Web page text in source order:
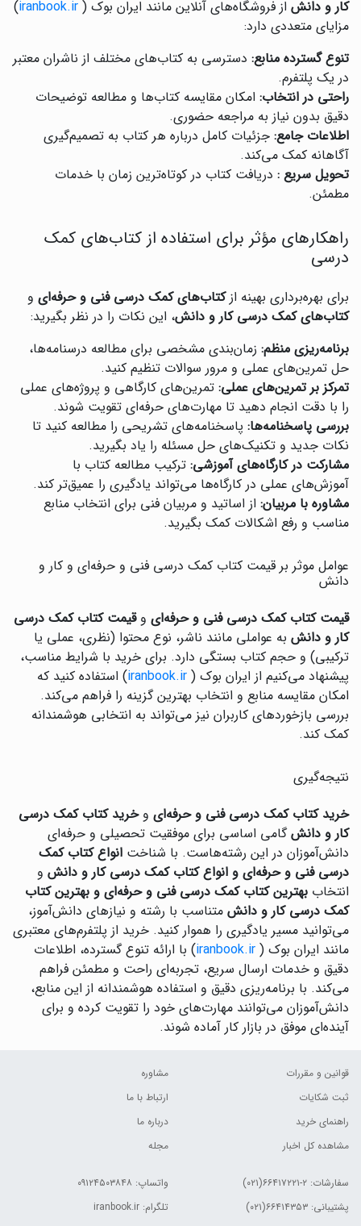
کار و دانش از فروشگاه‌های آنلاین مانند ایران بوک ( iranbook.ir
)
مزایای متعددی دارد:
تنوع گسترده منابع: دسترسی به کتاب‌های مختلف از ناشران معتبر
در یک پلتفرم.
راحتی در انتخاب: امکان مقایسه کتاب‌ها و مطالعه توضیحات
دقیق بدون نیاز به مراجعه حضوری.
اطلاعات جامع: جزئیات کامل درباره هر کتاب به تصمیم‌گیری
آگاهانه کمک می‌کند.
تحویل سریع : دریافت کتاب در کوتاه‌ترین زمان با خدمات
مطمئن.
راهکارهای مؤثر برای استفاده از کتاب‌های کمک
درسی
برای بهره‌برداری بهینه ازکتاب‌های کمک درسی فنی و حرفه‌ای و
کتاب‌های کمک درسی کار و دانش، این نکات را در نظر بگیرید:
برنامه‌ریزی منظم: زمان‌بندی مشخصی برای مطالعه درسنامه‌ها،
حل تمرین‌های عملی و مرور سوالات تنظیم کنید.
تمرکز بر تمرین‌های عملی: تمرین‌های کارگاهی و پروژه‌های عملی
را با دقت انجام دهید تا مهارت‌های حرفه‌ای تقویت شوند.
بررسی پاسخنامه‌ها: پاسخنامه‌های تشریحی را مطالعه کنید تا
نکات جدید و تکنیک‌های حل مسئله را یاد بگیرید.
مشارکت در کارگاه‌های آموزشی: ترکیب مطالعه کتاب با
آموزش‌های عملی در کارگاه‌ها می‌تواند یادگیری را عمیق‌تر کند.
مشاوره با مربیان: از اساتید و مربیان فنی برای انتخاب منابع
مناسب و رفع اشکالات کمک بگیرید.
عوامل موثر بر قیمت کتاب کمک درسی فنی و حرفه‌ای و کار و
دانش
قیمت کتاب کمک درسی فنی و حرفه‌ای وقیمت کتاب کمک درسی
کار و دانش به عواملی مانند ناشر، نوع محتوا (نظری، عملی یا
ترکیبی) و حجم کتاب بستگی دارد. برای خرید با شرایط مناسب،
پیشنهاد می‌کنیم از ایران بوک ( iranbook.ir) استفاده کنید که
امکان مقایسه منابع و انتخاب بهترین گزینه را فراهم می‌کند.
بررسی بازخوردهای کاربران نیز می‌تواند به انتخابی هوشمندانه
کمک کند.
نتیجه‌گیری
خرید کتاب کمک درسی فنی و حرفه‌ای وخرید کتاب کمک درسی
کار و دانش گامی اساسی برای موفقیت تحصیلی و حرفه‌ای
دانش‌آموزان در این رشته‌هاست. با شناخت انواع کتاب کمک
درسی فنی و حرفه‌ای و انواع کتاب کمک درسی کار و دانش و
انتخاب بهترین کتاب کمک درسی فنی و حرفه‌ای و بهترین کتاب
کمک درسی کار و دانش متناسب با رشته و نیازهای دانش‌آموز،
می‌توانید مسیر یادگیری را هموار کنید. خرید از پلتفرم‌های معتبری
مانند ایران بوک ( iranbook.ir) با ارائه تنوع گسترده، اطلاعات
دقیق و خدمات ارسال سریع، تجربه‌ای راحت و مطمئن فراهم
می‌کند. با برنامه‌ریزی دقیق و استفاده هوشمندانه از این منابع،
دانش‌آموزان می‌توانند مهارت‌های خود را تقویت کرده و برای
آینده‌ای موفق در بازار کار آماده شوند.
قوانین و مقررات
ثبت شکایات
راهنمای خرید
مشاهده کل اخبار
مشاوره
ارتباط با ما
درباره ما
مجله
سفارشات: ۲-۶۶۴۱۷۲۲۱(۰۲۱)
پشتیبانی: ۶۶۴۱۴۳۵۳(۰۲۱)
واتساپ: ۰۹۱۲۴۵۰۳۸۴۸
تلگرام: iranbook.ir